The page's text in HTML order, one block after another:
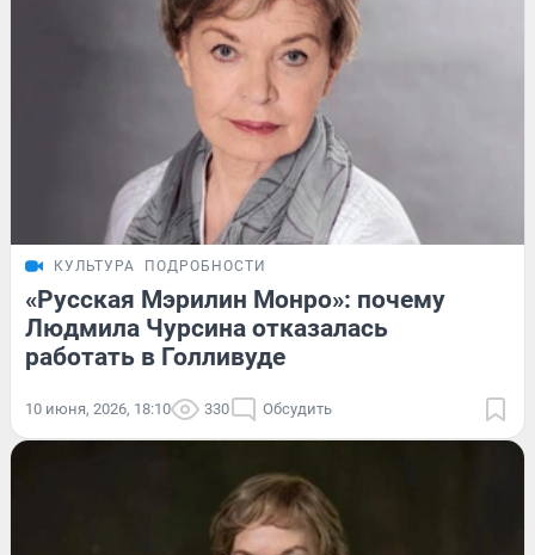
КУЛЬТУРА ПОДРОБНОСТИ
«Русская Мэрилин Монро»: почему
Людмила Чурсина отказалась
работать в Голливуде
10 июня, 2026, 18:10 330 Обсудить